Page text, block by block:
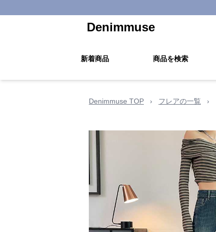
Denimmuse
新着商品 商品を検索
Denimmuse TOP › フレアの一覧 ›